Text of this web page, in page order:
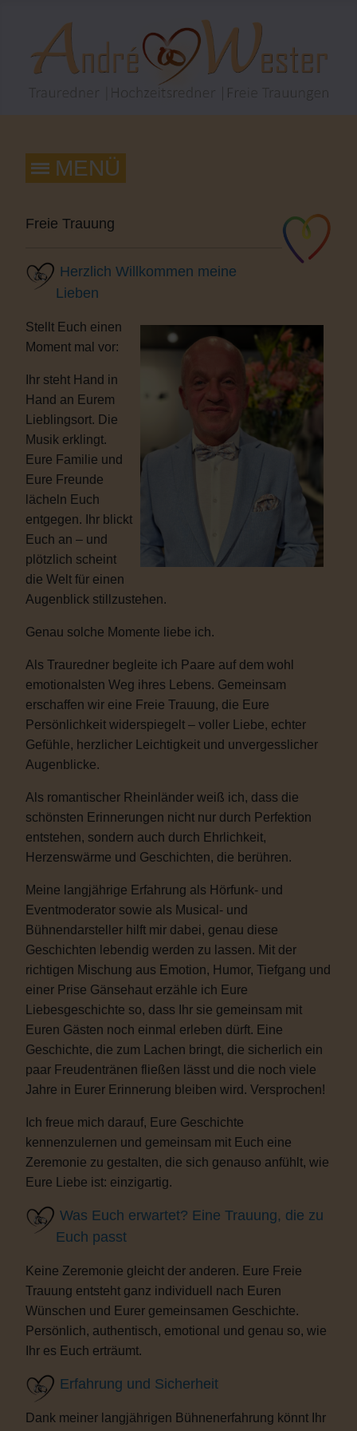
Freie Trauung
Herzlich Willkommen meine
Lieben
Stellt Euch einen
Moment mal vor:
Ihr steht Hand in
Hand an Eurem
Lieblingsort. Die
Musik erklingt.
Eure Familie und
Eure Freunde
lächeln Euch
entgegen. Ihr blickt
Euch an – und
plötzlich scheint
die Welt für einen
Augenblick stillzustehen.
Genau solche Momente liebe ich.
Als Trauredner begleite ich Paare auf dem wohl
emotionalsten Weg ihres Lebens. Gemeinsam
erschaffen wir eine Freie Trauung, die Eure
Persönlichkeit widerspiegelt – voller Liebe, echter
Gefühle, herzlicher Leichtigkeit und unvergesslicher
Augenblicke.
Als romantischer Rheinländer weiß ich, dass die
schönsten Erinnerungen nicht nur durch Perfektion
entstehen, sondern auch durch Ehrlichkeit,
Herzenswärme und Geschichten, die berühren.
Meine langjährige Erfahrung als Hörfunk- und
Eventmoderator sowie als Musical- und
Bühnendarsteller hilft mir dabei, genau diese
Geschichten lebendig werden zu lassen. Mit der
richtigen Mischung aus Emotion, Humor, Tiefgang und
einer Prise Gänsehaut erzähle ich Eure
Liebesgeschichte so, dass Ihr sie gemeinsam mit
Euren Gästen noch einmal erleben dürft. Eine
Geschichte, die zum Lachen bringt, die sicherlich ein
paar Freudentränen fließen lässt und die noch viele
Jahre in Eurer Erinnerung bleiben wird. Versprochen!
Ich freue mich darauf, Eure Geschichte
kennenzulernen und gemeinsam mit Euch eine
Zeremonie zu gestalten, die sich genauso anfühlt, wie
Eure Liebe ist: einzigartig.
Was Euch erwartet? Eine Trauung, die zu
Euch passt
Keine Zeremonie gleicht der anderen. Eure Freie
Trauung entsteht ganz individuell nach Euren
Wünschen und Eurer gemeinsamen Geschichte.
Persönlich, authentisch, emotional und genau so, wie
Ihr es Euch erträumt.
Erfahrung und Sicherheit
Dank meiner langjährigen Bühnenerfahrung könnt Ihr